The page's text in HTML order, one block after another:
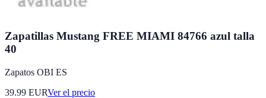
Zapatillas Mustang FREE MIAMI 84766 azul talla
40
Zapatos OBI ES
39.99 EURVer el precio